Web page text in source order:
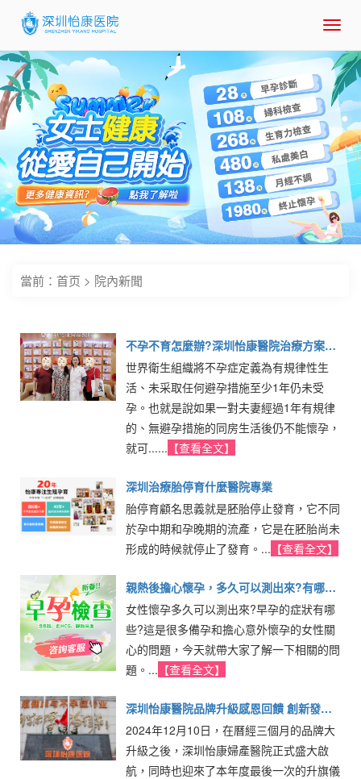
當前： 首页 > 院內新聞
不孕不育怎麼辦?深圳怡康醫院治療方案及
成功案例分享
世界衛生組織將不孕症定義為有規律性生
活、未采取任何避孕措施至少1年仍未受
孕。也就是說如果一對夫妻經過1年有規律
的、無避孕措施的同房生活後仍不能懷孕，
就可...... 【查看全文】
深圳治療胎停育什麼醫院專業
胎停育顧名思義就是胚胎停止發育，它不同
於孕中期和孕晚期的流產，它是在胚胎尚未
形成的時候就停止了發育。... 【查看全文】
親熱後擔心懷孕，多久可以測出來?有哪些
症狀提示
女性懷孕多久可以測出來?早孕的症狀有哪
些?這是很多備孕和擔心意外懷孕的女性關
心的問題，今天就帶大家了解一下相關的問
題。... 【查看全文】
深圳怡康醫院品牌升級感恩回饋 創新發展
擁抱未來
2024年12月10日，在曆經三個月的品牌大
升級之後，深圳怡康婦產醫院正式盛大啟
航，同時也迎來了本年度最後一次的升旗儀